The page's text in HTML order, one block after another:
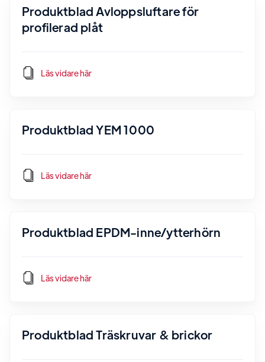
Produktblad Avloppsluftare för
profilerad plåt
Läs vidare här
Produktblad YEM 1000
Läs vidare här
Produktblad EPDM-inne/ytterhörn
Läs vidare här
Produktblad Träskruvar & brickor